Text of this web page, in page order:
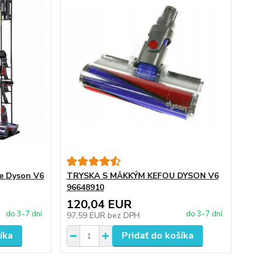
Dyson V6
do 3-7 dní
TRYSKA S MÄKKÝM KEFOU DYSON V6
96648910
120,04 EUR
97,59 EUR bez DPH do 3-7 dní
Pridať do košíka